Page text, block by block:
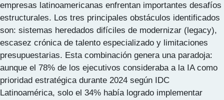
empresas latinoamericanas enfrentan importantes desafíos
estructurales. Los tres principales obstáculos identificados
son: sistemas heredados difíciles de modernizar (legacy),
escasez crónica de talento especializado y limitaciones
presupuestarias. Esta combinación genera una paradoja:
aunque el 78% de los ejecutivos consideraba a la IA como
prioridad estratégica durante 2024 según IDC
Latinoamérica, solo el 34% había logrado implementar